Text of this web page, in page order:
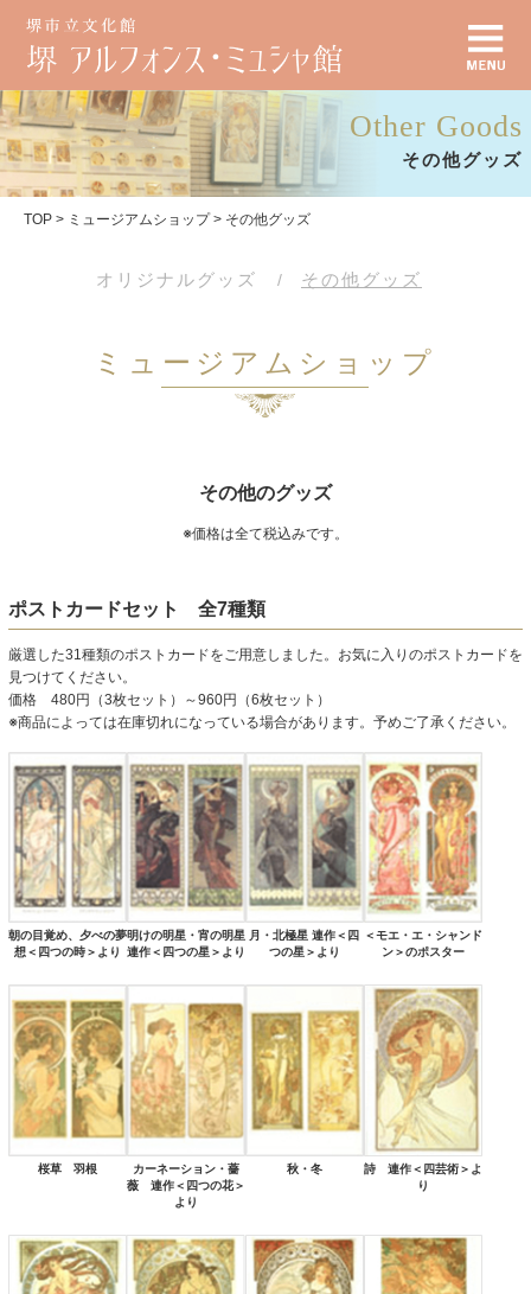
Other Goods
その他グッズ
TOP > ミュージアムショップ> その他グッズ
オリジナルグッズ その他グッズ
ミュージアムショップ
その他のグッズ
※価格は全て税込みです。
ポストカードセット 全7種類
厳選した31種類のポストカードをご用意しました。お気に入りのポストカードを
見つけてください。
価格 480円（3枚セット）～960円（6枚セット）
※商品によっては在庫切れになっている場合があります。予めご了承ください。
朝の目覚め、夕べの夢
想＜四つの時＞より
明けの明星・宵の明星
連作＜四つの星＞より
月・北極星 連作＜四
つの星＞より
＜モエ・エ・シャンド
ン＞のポスター
桜草 羽根
カーネーション・薔
薇 連作＜四つの花＞
より
秋・冬
詩 連作＜四芸術＞よ
り